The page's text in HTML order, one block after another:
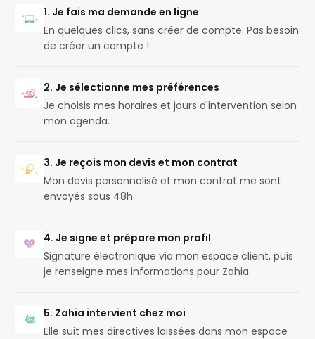
1. Je fais ma demande en ligne
En quelques clics, sans créer de compte. Pas besoin
de créer un compte !
2. Je sélectionne mes préférences
Je choisis mes horaires et jours d'intervention selon
mon agenda.
3. Je reçois mon devis et mon contrat
Mon devis personnalisé et mon contrat me sont
envoyés sous 48h.
4. Je signe et prépare mon profil
Signature électronique via mon espace client, puis
je renseigne mes informations pour Zahia.
5. Zahia intervient chez moi
Elle suit mes directives laissées dans mon espace